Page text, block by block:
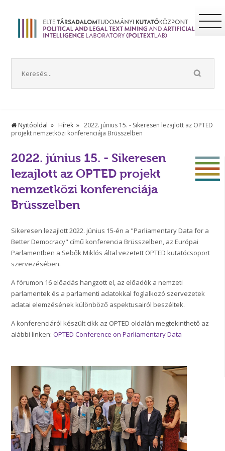
Nyitóoldal Hírek
2022. június 15. - Sikeresen lezajlott az OPTED
projekt nemzetközi konferenciája Brüsszelben
2022. június 15. - Sikeresen
lezajlott az OPTED projekt
nemzetközi konferenciája
Brüsszelben
Sikeresen lezajlott 2022. június 15-én a "Parliamentary Data for a
Better Democracy" című konferencia Brüsszelben, az Európai
Parlamentben a Sebők Miklós által vezetett OPTED kutatócsoport
szervezésében.
A fórumon 16 előadás hangzott el, az előadók a nemzeti
parlamentek és a parlamenti adatokkal foglalkozó szervezetek
adatai elemzésének különböző aspektusairól beszéltek.
A konferenciáról készült cikk az OPTED oldalán megtekinthető az
alábbi linken:OPTED Conference on Parliamentary Data